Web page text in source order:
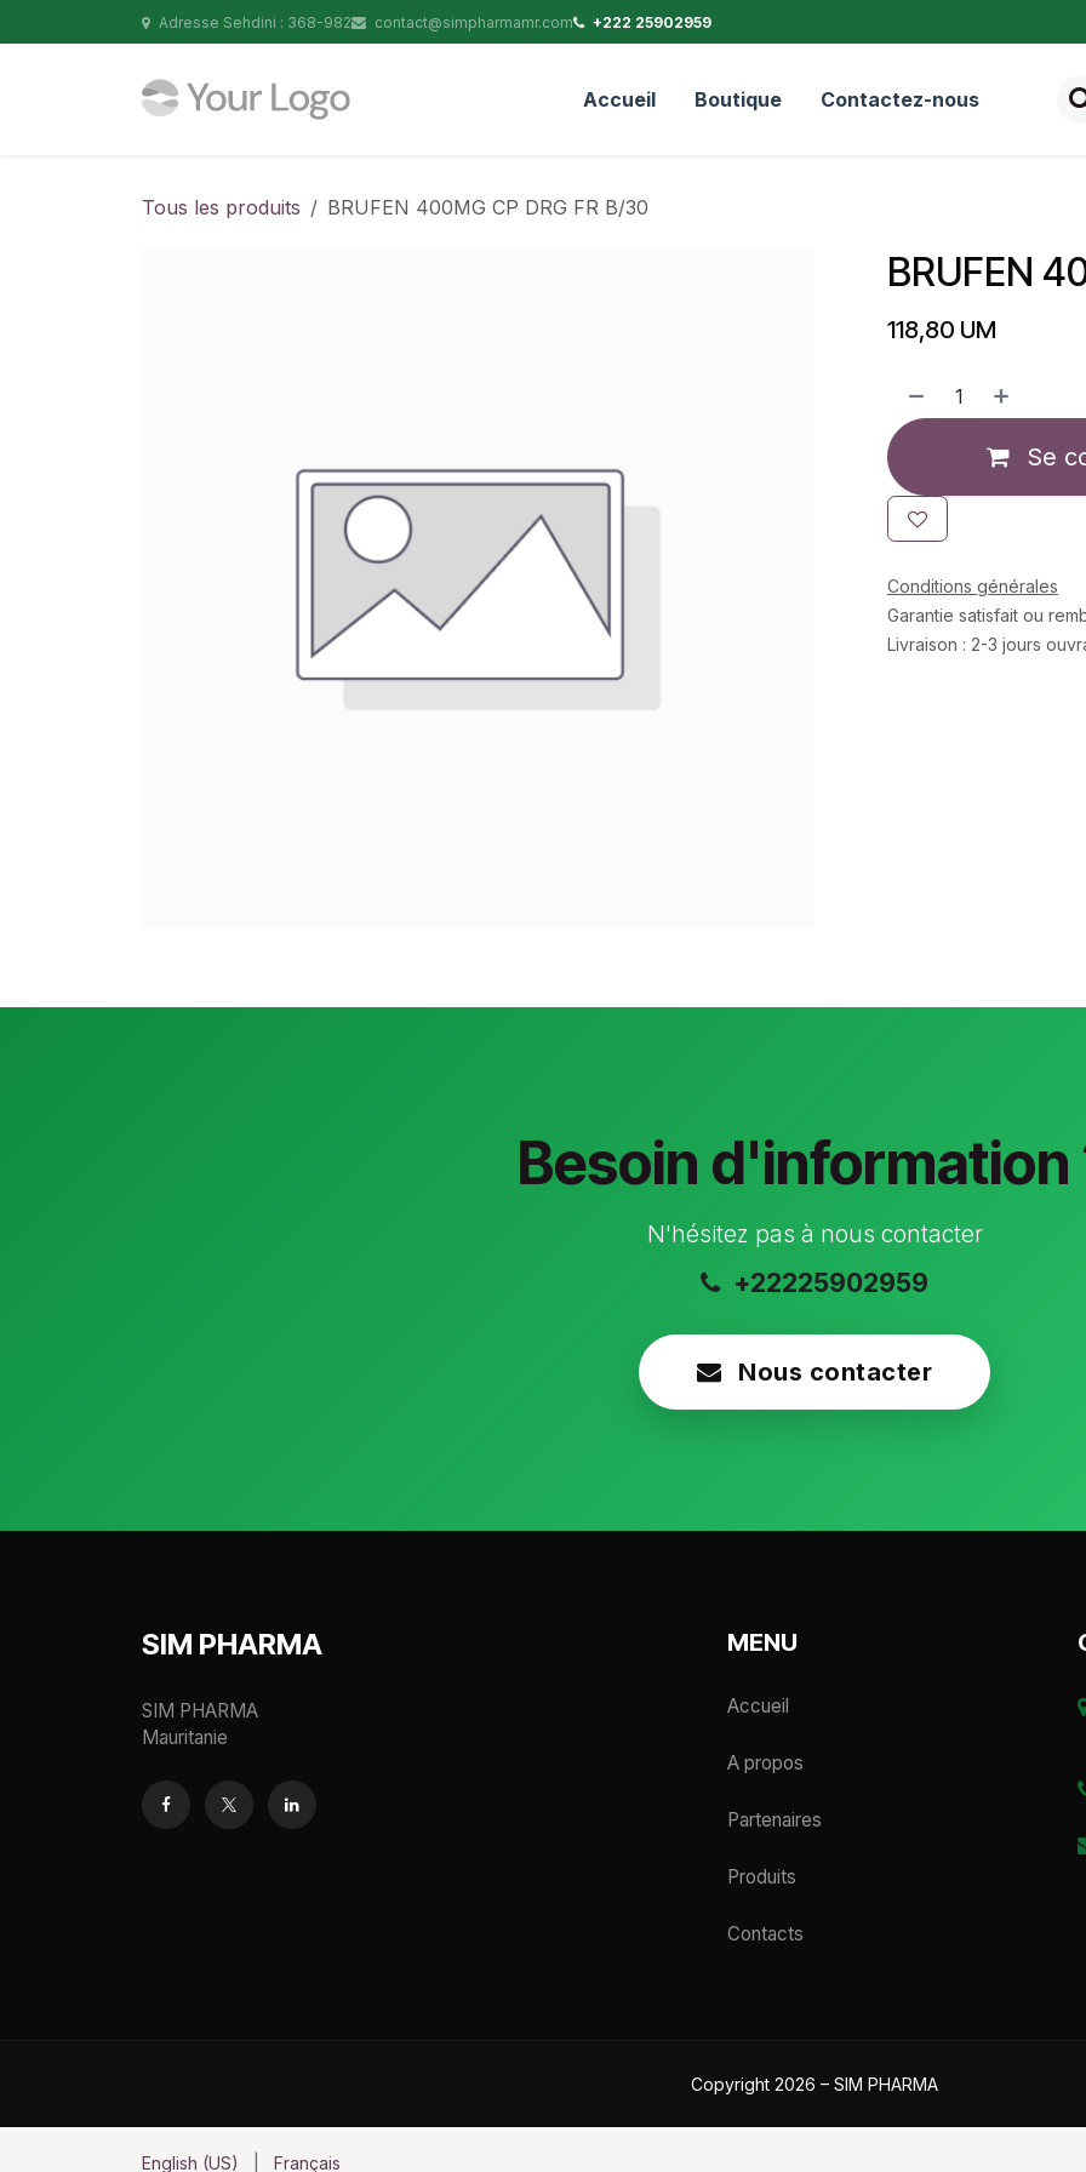
Se rendre au contenuAdresse Sehdini : 368-982 contact@simpharmamr.com +222 25902959
Accueil Boutique Contactez-nous
Tous les produits BRUFEN 400MG CP DRG FR B/30
BRUFEN
118,80 UM
Se
Conditions générales
Garantie satisfait ou
Livraison : 2-3 jours
Besoin d'information
N'hésitez pas à nous contacter
+22225902959
Nous contacter
SIM PHARMA
SIM PHARMA
Mauritanie
MENU
Accueil
A propos
Partenaires
Produits
Contacts
Copyright 2026 – SIM PHARMA
English (US) Français